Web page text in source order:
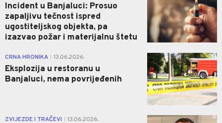
Incident u Banjaluci: Prosuo
zapaljivu tečnost ispred
ugostiteljskog objekta, pa
izazvao požar i materijalnu štetu
CRNA HRONIKA 13.06.2026.
Eksplozija u restoranu u
Banjaluci, nema povrijeđenih
0
ZVIJEZDE I TRAČEVI 13.06.2026. 0